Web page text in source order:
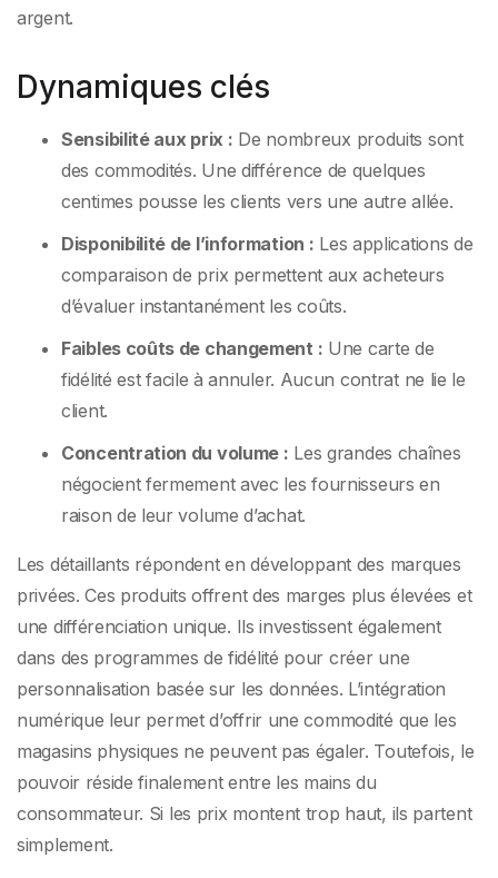
argent.
Dynamiques clés
Sensibilité aux prix : De nombreux produits sont
des commodités. Une différence de quelques
centimes pousse les clients vers une autre allée.
Disponibilité de l’information : Les applications de
comparaison de prix permettent aux acheteurs
d’évaluer instantanément les coûts.
Faibles coûts de changement : Une carte de
fidélité est facile à annuler. Aucun contrat ne lie le
client.
Concentration du volume : Les grandes chaînes
négocient fermement avec les fournisseurs en
raison de leur volume d’achat.
Les détaillants répondent en développant des marques
privées. Ces produits offrent des marges plus élevées et
une différenciation unique. Ils investissent également
dans des programmes de fidélité pour créer une
personnalisation basée sur les données. L’intégration
numérique leur permet d’offrir une commodité que les
magasins physiques ne peuvent pas égaler. Toutefois, le
pouvoir réside finalement entre les mains du
consommateur. Si les prix montent trop haut, ils partent
simplement.